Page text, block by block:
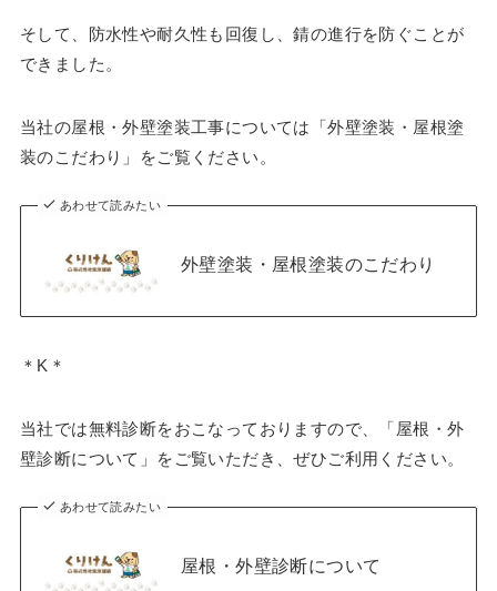
そして、防水性や耐久性も回復し、錆の進行を防ぐことが
できました。
当社の屋根・外壁塗装工事については「外壁塗装・屋根塗
装のこだわり」をご覧ください。
あわせて読みたい
外壁塗装・屋根塗装のこだわり
＊K＊
当社では無料診断をおこなっておりますので、「屋根・外
壁診断について」をご覧いただき、ぜひご利用ください。
あわせて読みたい
屋根・外壁診断について